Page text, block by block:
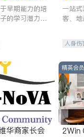
早期能力的培
的学习潜力和
一站
客、
人身伤
商标
华裔家长会
精英会员
2Win